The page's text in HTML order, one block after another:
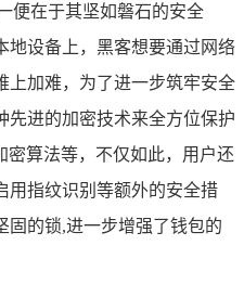
便在于其坚如磐石的安全
地设备上，黑客想要通过网络
上加难，为了进一步筑牢安全
先进的加密技术来全方位保护
密算法等，不仅如此，用户还
用指纹识别等额外的安全措
固的锁,进一步增强了钱包的